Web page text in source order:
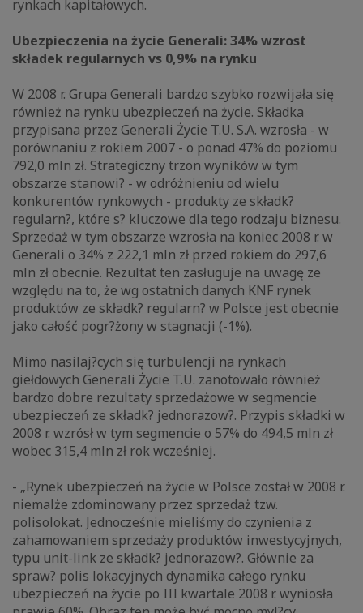
rynkach kapitałowych.
Ubezpieczenia na życie Generali: 34% wzrost
składek regularnych vs 0,9% na rynku
W 2008 r. Grupa Generali bardzo szybko rozwijała się
również na rynku ubezpieczeń na życie. Składka
przypisana przez Generali Życie T.U. S.A. wzrosła - w
porównaniu z rokiem 2007 - o ponad 47% do poziomu
792,0 mln zł. Strategiczny trzon wyników w tym
obszarze stanowi? - w odróżnieniu od wielu
konkurentów rynkowych - produkty ze składk?
regularn?, które s? kluczowe dla tego rodzaju biznesu.
Sprzedaż w tym obszarze wzrosła na koniec 2008 r. w
Generali o 34% z 222,1 mln zł przed rokiem do 297,6
mln zł obecnie. Rezultat ten zasługuje na uwagę ze
względu na to, że wg ostatnich danych KNF rynek
produktów ze składk? regularn? w Polsce jest obecnie
jako całość pogr?żony w stagnacji (-1%).
Mimo nasilaj?cych się turbulencji na rynkach
giełdowych Generali Życie T.U. zanotowało również
bardzo dobre rezultaty sprzedażowe w segmencie
ubezpieczeń ze składk? jednorazow?. Przypis składki w
2008 r. wzrósł w tym segmencie o 57% do 494,5 mln zł
wobec 315,4 mln zł rok wcześniej.
- „Rynek ubezpieczeń na życie w Polsce został w 2008 r.
niemalże zdominowany przez sprzedaż tzw.
polisolokat. Jednocześnie mieliśmy do czynienia z
zahamowaniem sprzedaży produktów inwestycyjnych,
typu unit-link ze składk? jednorazow?. Głównie za
spraw? polis lokacyjnych dynamika całego rynku
ubezpieczeń na życie po III kwartale 2008 r. wyniosła